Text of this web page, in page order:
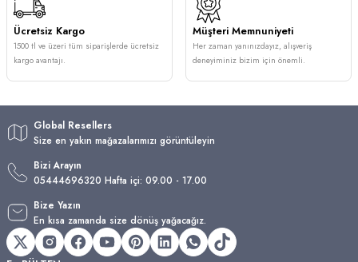
Ücretsiz Kargo
1500 tl ve üzeri tüm siparişlerde ücretsiz
kargo avantajı.
Müşteri Memnuniyeti
Her zaman yanınızdayız, alışveriş
deneyiminiz bizim için önemli.
Global Resellers
Size en yakın mağazalarımızı görüntüleyin
Bizi Arayın
05444696320 Hafta içi: 09.00 - 17.00
Bize Yazın
En kısa zamanda size dönüş yağacağız.